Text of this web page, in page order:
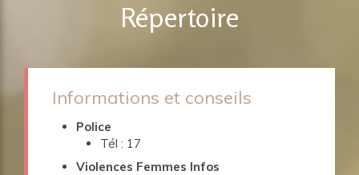
Répertoire
Informations et conseils
Police
Tél : 17
Violences Femmes Infos